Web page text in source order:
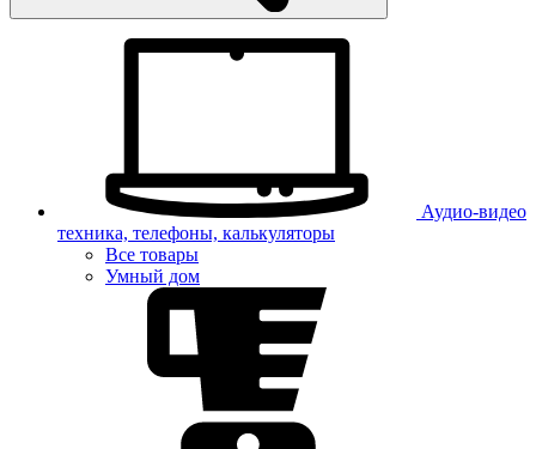
Аудио-видео
техника, телефоны, калькуляторы
Все товары
Умный дом